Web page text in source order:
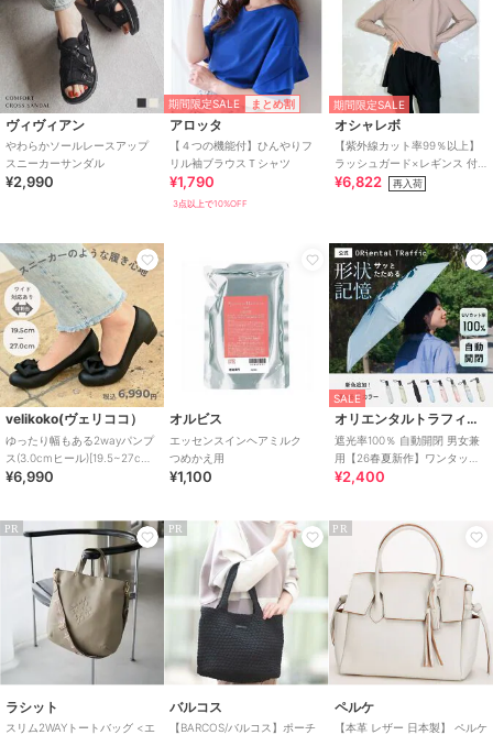
ヴィヴィアン
やわらかソールレースアップ
スニーカーサンダル
¥2,990
期間限定SALE まとめ割
アロッタ
【４つの機能付】ひんやりフ
リル袖ブラウスＴシャツ
¥1,790
3点以上で10%OFF
期間限定SALE
オシャレボ
【紫外線カット率99％以上】
ラッシュガード×レギンス 付
き タンキニ
¥6,822 再入荷
velikoko(ヴェリココ）
ゆったり幅もある2wayパンプ
ス(3.0cmヒール)[19.5~27cm]
ラクチンきれいシューズ
¥6,990
オルビス
エッセンスインヘアミルク
つめかえ用
¥1,100
SALE
オリエンタルトラフィック
遮光率100％ 自動開閉 男女兼
用【26春夏新作】ワンタッチ
晴雨兼用 折りたたみ傘 /G-
¥2,400
PR
ラシット
スリム2WAYトートバッグ <エ
PR
バルコス
【BARCOS/バルコス】ポーチ
PR
ペルケ
【本革 レザー 日本製】 ペルケ